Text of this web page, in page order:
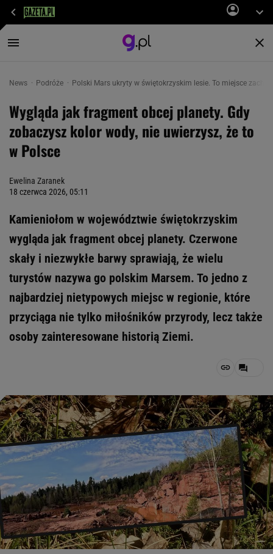
News Podróże Polski Mars ukryty w świętokrzyskim lesie. To miejsce
Wygląda jak fragment obcej planety. Gdy
zobaczysz kolor wody, nie uwierzysz, że to
w Polsce
Ewelina Zaranek
18 czerwca 2026, 05:11
Kamieniołom w województwie świętokrzyskim
wygląda jak fragment obcej planety. Czerwone
skały i niezwykłe barwy sprawiają, że wielu
turystów nazywa go polskim Marsem. To jedno z
najbardziej nietypowych miejsc w regionie, które
przyciąga nie tylko miłośników przyrody, lecz także
osoby zainteresowane historią Ziemi.